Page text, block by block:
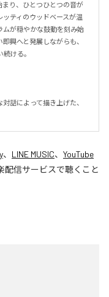
り、ひとつひとつの音が
ティのウッドベースが温
ムが穏やかな鼓動を刻み始
興へと発展しながらも、
ける。
話によって描き上げた、
、 LINE MUSIC、 YouTube
配信サービスで聴くこと